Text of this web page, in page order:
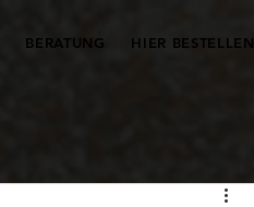
BERATUNG HIER BESTELLEN